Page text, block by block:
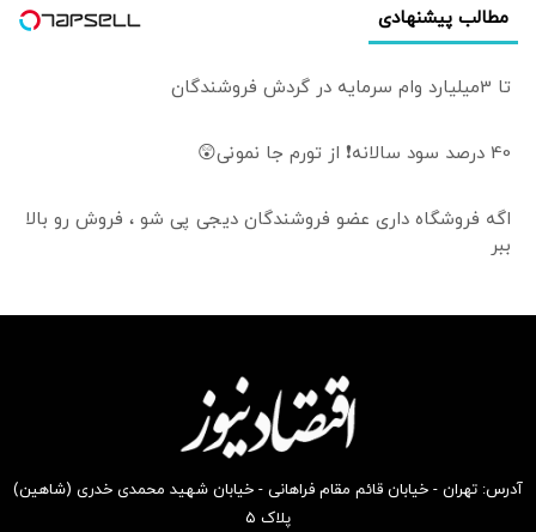
مطالب پیشنهادی
تا 3میلیارد وام سرمایه در گردش فروشندگان
40 درصد سود سالانه❗ از تورم جا نمونی😲
اگه فروشگاه داری عضو فروشندگان دیجی پی شو ، فروش رو بالا
ببر
آدرس: تهران - خیابان قائم مقام فراهانی - خیابان شهید محمدی خدری (شاهین)
پلاک ۵